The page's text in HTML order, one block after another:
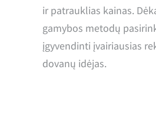
ir patrauklias kainas.
gamybos metodų
įgyvendinti įvairiausias
dovanų idėjas.